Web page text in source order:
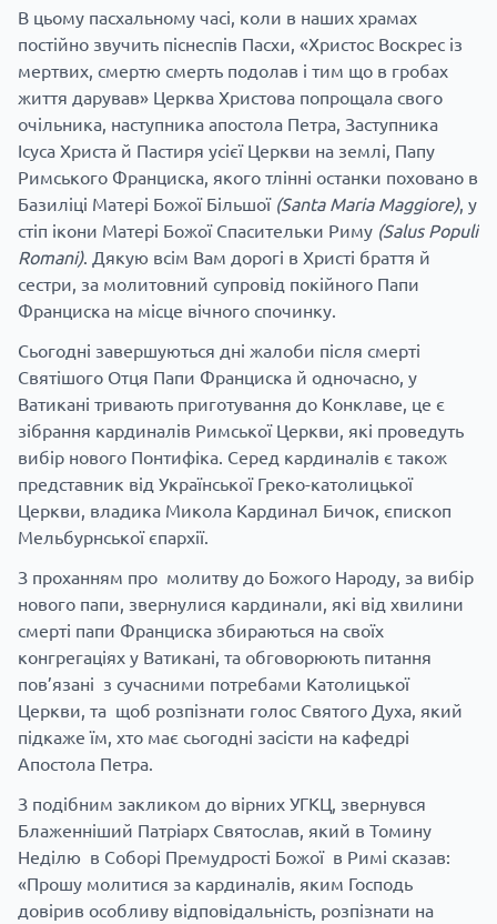
В цьому пасхальному часі, коли в наших храмах
постійно звучить піснеспів Пасхи, «Христос Воскрес із
мертвих, смертю смерть подолав і тим що в гробах
життя дарував» Церква Христова попрощала свого
очільника, наступника апостола Петра, Заступника
Ісуса Христа й Пастиря усієї Церкви на землі, Папу
Римського Франциска, якого тлінні останки поховано в
Базиліці Матері Божої Більшої (Santa Maria Maggiore), у
стіп ікони Матері Божої Спасительки Риму (Salus Populi
Romani). Дякую всім Вам дорогі в Христі браття й
сестри, за молитовний супровід покійного Папи
Франциска на місце вічного спочинку.
Сьогодні завершуються дні жалоби після смерті
Святішого Отця Папи Франциска й одночасно, у
Ватикані тривають приготування до Конклаве, це є
зібрання кардиналів Римської Церкви, які проведуть
вибір нового Понтифіка. Серед кардиналів є також
представник від Української Греко-католицької
Церкви, владика Микола Кардинал Бичок, єпископ
Мельбурнської єпархії.
З проханням про молитву до Божого Народу, за вибір
нового папи, звернулися кардинали, які від хвилини
смерті папи Франциска збираються на своїх
конгрегаціях у Ватикані, та обговорюють питання
пов’язані з сучасними потребами Католицької
Церкви, та щоб розпізнати голос Святого Духа, який
підкаже їм, хто має сьогодні засісти на кафедрі
Апостола Петра.
З подібним закликом до вірних УГКЦ, звернувся
Блаженніший Патріарх Святослав, який в Томину
Неділю в Соборі Премудрості Божої в Римі сказав:
«Прошу молитися за кардиналів, яким Господь
довірив особливу відповідальність, розпізнати на